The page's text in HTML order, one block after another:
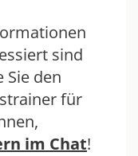
sind
Sie den
für
im Chat!